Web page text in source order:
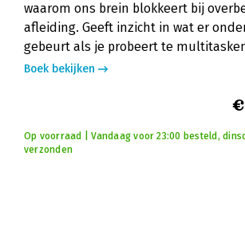
waarom ons brein blokkeert bij
afleiding. Geeft inzicht in wat er
gebeurt als je probeert te
Boek bekijken
Op voorraad | Vandaag voor 23:00 besteld,
verzonden